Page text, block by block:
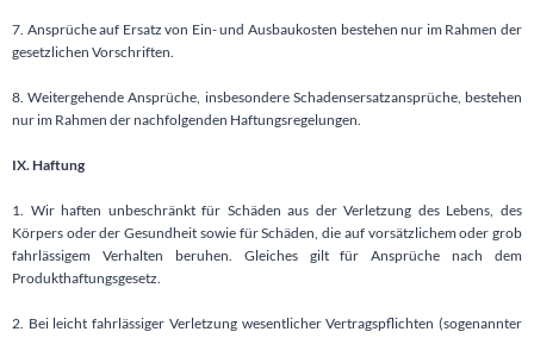
7. Ansprüche auf Ersatz von Ein- und Ausbaukosten bestehen nur im Rahmen der
gesetzlichen Vorschriften.
8. Weitergehende Ansprüche, insbesondere Schadensersatzansprüche, bestehen
nur im Rahmen der nachfolgenden Haftungsregelungen.
IX. Haftung
1. Wir haften unbeschränkt für Schäden aus der Verletzung des Lebens, des
Körpers oder der Gesundheit sowie für Schäden, die auf vorsätzlichem oder grob
fahrlässigem Verhalten beruhen. Gleiches gilt für Ansprüche nach dem
Produkthaftungsgesetz.
2. Bei leicht fahrlässiger Verletzung wesentlicher Vertragspflichten (sogenannter